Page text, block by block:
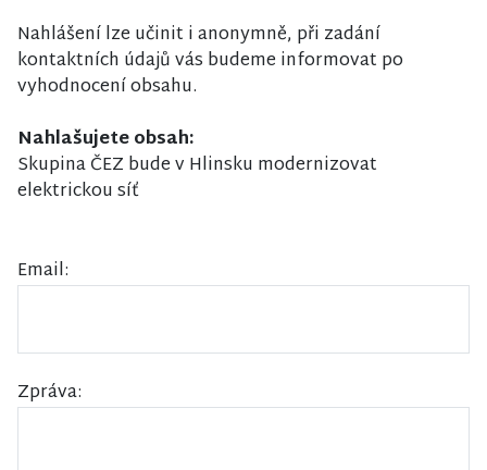
Nahlášení lze učinit i anonymně, při zadání
kontaktních údajů vás budeme informovat po
vyhodnocení obsahu.
Nahlašujete obsah:
Skupina ČEZ bude v Hlinsku modernizovat
elektrickou síť
Email:
Zpráva: